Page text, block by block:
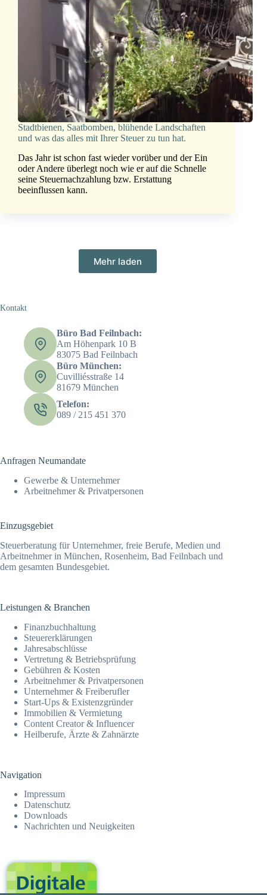
Stadtbienen, Saatbomben, blühende Landschaften
und was das alles mit Ihrer Steuer zu tun hat.
Das Jahr ist schon fast wieder vorüber und der Ein
oder Andere überlegt noch wie er auf die Schnelle
seine Steuernachzahlung bzw. Erstattung
beeinflussen kann.
Mehr laden
Kontakt
Büro Bad Feilnbach:
Am Höhenpark 10 B
83075 Bad Feilnbach
Büro München:
Cuvilliésstraße 14
81679 München
Telefon:
089 / 215 451 370
Anfragen Neumandate
Gewerbe & Unternehmer
Arbeitnehmer & Privatpersonen
Einzugsgebiet
Steuerberatung für Unternehmer, freie Berufe, Medien und
Arbeitnehmer in München, Rosenheim, Bad Feilnbach und
dem gesamten Bundesgebiet.
Leistungen & Branchen
Finanz­­buchhaltung
Steuer­erklärungen
Jahresab­schlüsse
Vertretung & Betriebsprüfung
Gebühren & Kosten
Arbeitnehmer & Privatpersonen
Unternehmer & Freiberufler
Start-Ups & Existenzgründer
Immobilien & Vermietung
Content Creator & Influencer
Heilberufe, Ärzte & Zahnärzte
Navigation
Impressum
Datenschutz
Downloads
Nachrichten und Neuigkeiten